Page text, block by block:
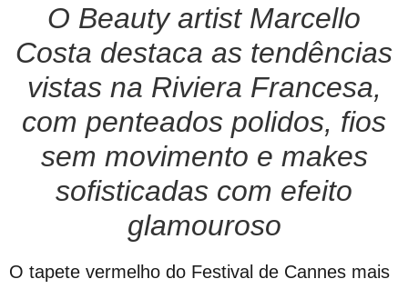
O Beauty artist Marcello
Costa destaca as tendências
vistas na Riviera Francesa,
com penteados polidos, fios
sem movimento e makes
sofisticadas com efeito
glamouroso
O tapete vermelho do Festival de Cannes mais